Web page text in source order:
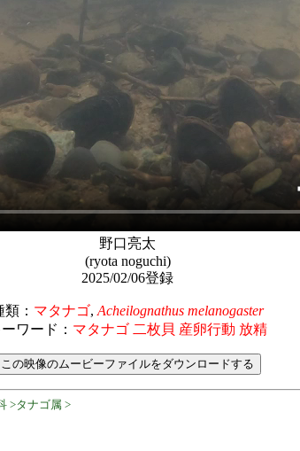
野口亮太
(ryota noguchi)
2025/02/06登録
類： マタナゴ, Acheilognathus melanogaster
ワード： マタナゴ 二枚貝 産卵行動 放精
>タナゴ属 >